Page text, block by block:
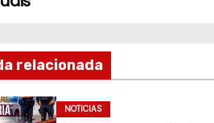
relacionada
NOTICIAS